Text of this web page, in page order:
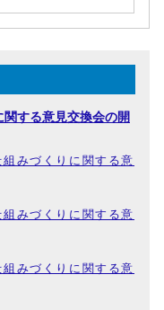
する意見交換会の開
みづくりに関する意
みづくりに関する意
みづくりに関する意